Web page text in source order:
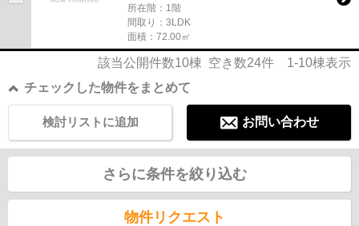
所在階：1階
間取り：3LDK
面積：72.00㎡
該当公開件数10棟 空き数24件 1-10棟表示
チェックした物件をまとめて
お問い合わせ
検討リストに追加
さらに条件を絞り込む
物件リクエスト